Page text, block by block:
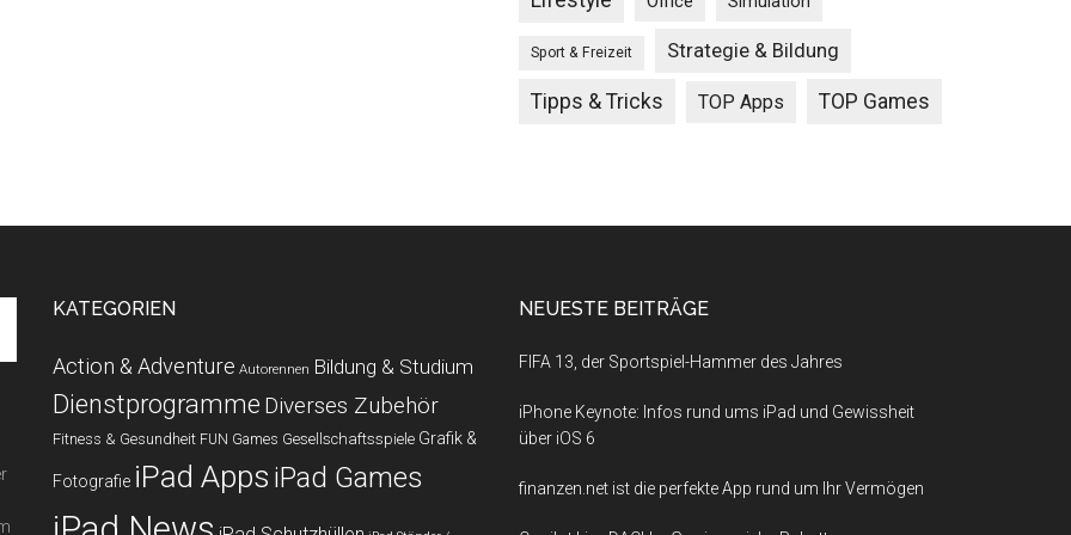
Sport & Freizeit Strategie & Bildung
Tipps & Tricks TOP Apps TOP Games
KATEGORIEN
Action & Adventure Autorennen Bildung & Studium
Dienstprogramme Diverses Zubehör
Fitness & Gesundheit FUN Games Gesellschaftsspiele Grafik &
Fotografie iPad Apps iPad Games
NEUESTE BEITRÄGE
FIFA 13, der Sportspiel-Hammer des Jahres
iPhone Keynote: Infos rund ums iPad und Gewissheit
über iOS 6
finanzen.net ist die perfekte App rund um Ihr Vermögen